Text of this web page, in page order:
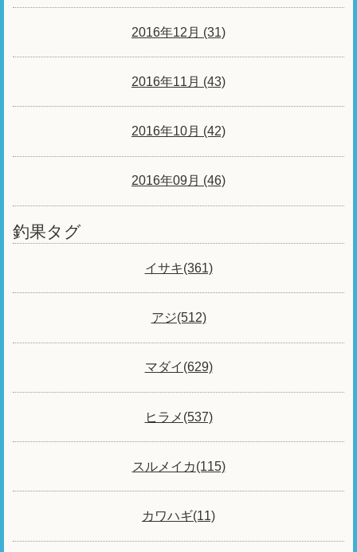
2016年12月 (31)
2016年11月 (43)
2016年10月 (42)
2016年09月 (46)
釣果タグ
イサキ(361)
アジ(512)
マダイ(629)
ヒラメ(537)
スルメイカ(115)
カワハギ(11)